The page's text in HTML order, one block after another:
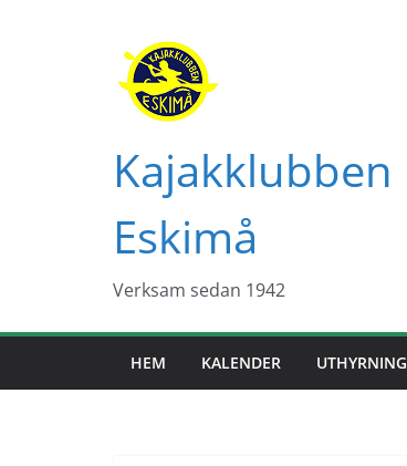
Kajakklubben
Eskimå
Verksam sedan 1942
HEM KALENDER UTHYRNING